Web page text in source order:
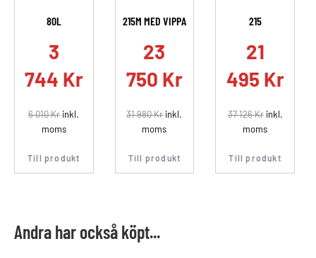
80L
3
744 Kr
6 010Krinkl.
moms
Till produkt
215M MED VIPPA
23
750 Kr
31 980Krinkl.
moms
Till produkt
215
21
495 Kr
37 126Krinkl.
moms
Till produkt
Andra har också köpt...